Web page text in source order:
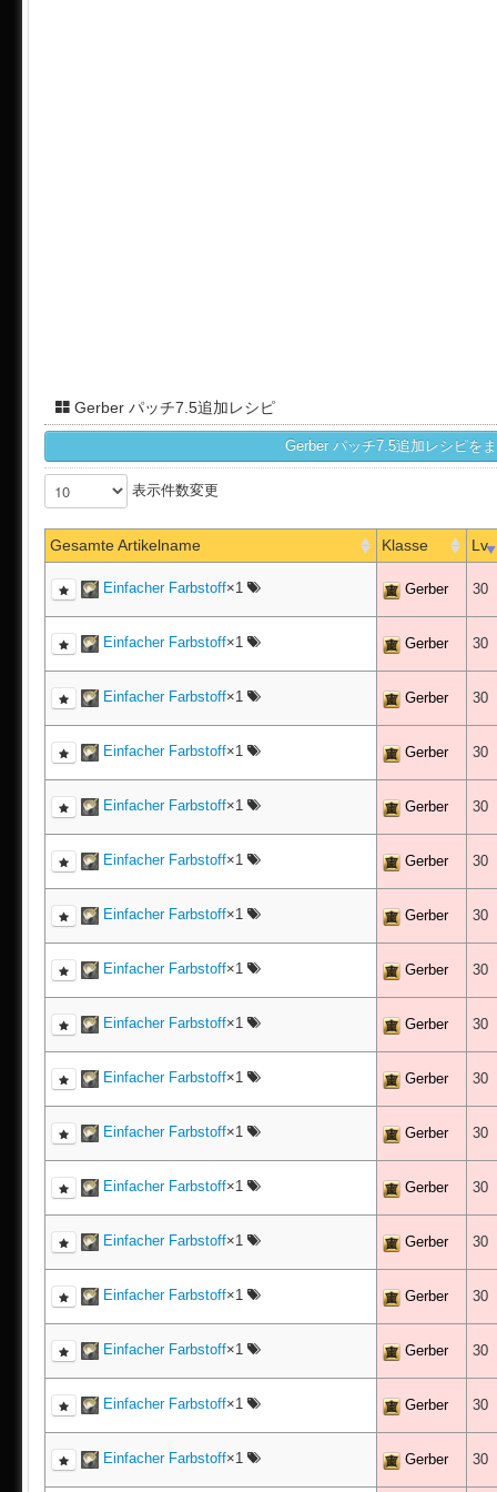
Gerber パッチ7.5追加レシピ
表示件数変更
Gesamte Artikelname Klasse Lv
Einfacher Farbstoff×1 Gerber 30
Einfacher Farbstoff×1 Gerber 30
Einfacher Farbstoff×1 Gerber 30
Einfacher Farbstoff×1 Gerber 30
Einfacher Farbstoff×1 Gerber 30
Einfacher Farbstoff×1 Gerber 30
Einfacher Farbstoff×1 Gerber 30
Einfacher Farbstoff×1 Gerber 30
Einfacher Farbstoff×1 Gerber 30
Einfacher Farbstoff×1 Gerber 30
Einfacher Farbstoff×1 Gerber 30
Einfacher Farbstoff×1 Gerber 30
Einfacher Farbstoff×1 Gerber 30
Einfacher Farbstoff×1 Gerber 30
Einfacher Farbstoff×1 Gerber 30
Einfacher Farbstoff×1 Gerber 30
Einfacher Farbstoff×1 Gerber 30